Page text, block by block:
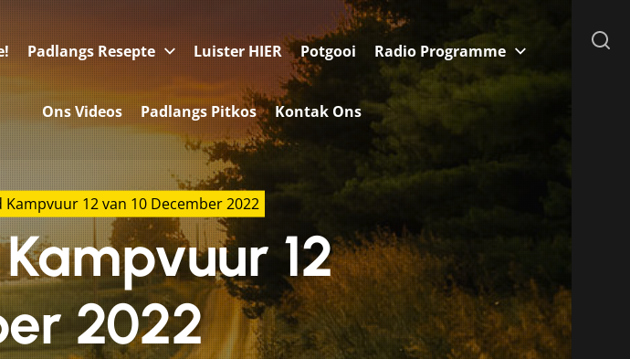
Padlangs Resepte Luister HIER Potgooi Radio Programme
Ons Videos Padlangs Pitkos Kontak Ons
Kampvuur 12 van 10 December 2022
12
2022